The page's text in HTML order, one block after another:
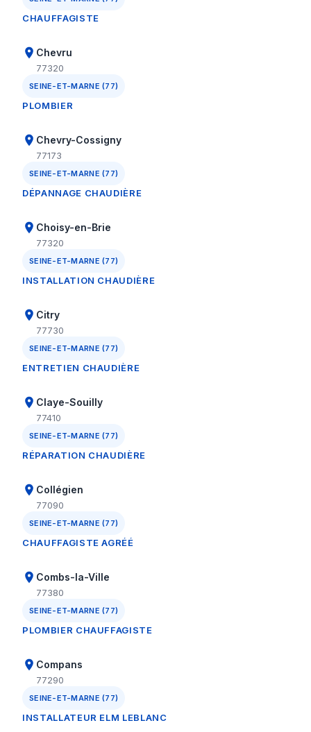
CHAUFFAGISTE
Chevru
77320
SEINE-ET-MARNE (77)
PLOMBIER
Chevry-Cossigny
77173
SEINE-ET-MARNE (77)
DÉPANNAGE CHAUDIÈRE
Choisy-en-Brie
77320
SEINE-ET-MARNE (77)
INSTALLATION CHAUDIÈRE
Citry
77730
SEINE-ET-MARNE (77)
ENTRETIEN CHAUDIÈRE
Claye-Souilly
77410
SEINE-ET-MARNE (77)
RÉPARATION CHAUDIÈRE
Collégien
77090
SEINE-ET-MARNE (77)
CHAUFFAGISTE AGRÉÉ
Combs-la-Ville
77380
SEINE-ET-MARNE (77)
PLOMBIER CHAUFFAGISTE
Compans
77290
SEINE-ET-MARNE (77)
INSTALLATEUR ELM LEBLANC